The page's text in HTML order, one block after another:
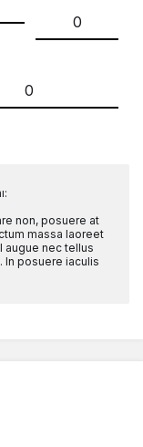
0
0
non, posuere at
massa laoreet
augue nec tellus
In posuere iaculis